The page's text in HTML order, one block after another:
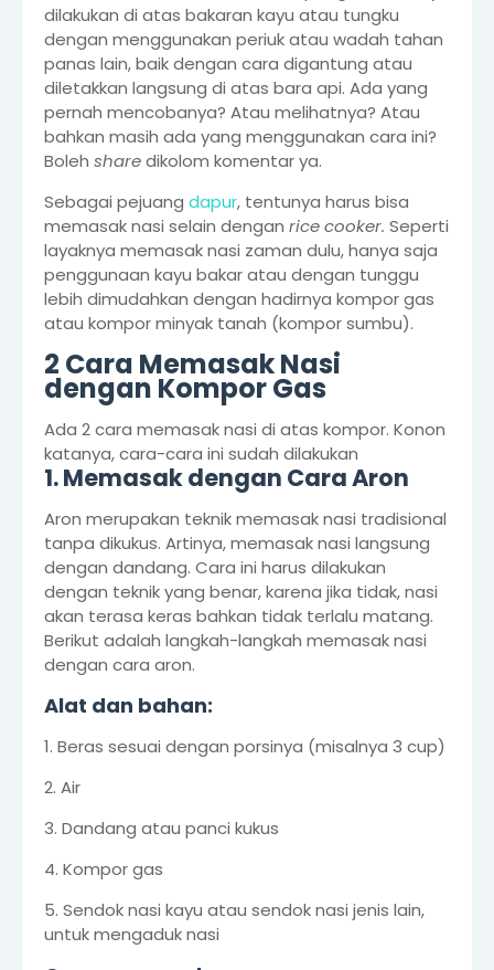
dilakukan di atas bakaran kayu atau tungku
dengan menggunakan periuk atau wadah tahan
panas lain, baik dengan cara digantung atau
diletakkan langsung di atas bara api. Ada yang
pernah mencobanya? Atau melihatnya? Atau
bahkan masih ada yang menggunakan cara ini?
Boleh sharedikolom komentar ya.
Sebagai pejuang dapur, tentunya harus bisa
memasak nasi selain dengan rice cooker. Seperti
layaknya memasak nasi zaman dulu, hanya saja
penggunaan kayu bakar atau dengan tunggu
lebih dimudahkan dengan hadirnya kompor gas
atau kompor minyak tanah (kompor sumbu).
2 Cara Memasak Nasi
dengan Kompor Gas
Ada 2 cara memasak nasi di atas kompor. Konon
katanya, cara-cara ini sudah dilakukan
1. Memasak dengan Cara Aron
Aron merupakan teknik memasak nasi tradisional
tanpa dikukus. Artinya, memasak nasi langsung
dengan dandang. Cara ini harus dilakukan
dengan teknik yang benar, karena jika tidak, nasi
akan terasa keras bahkan tidak terlalu matang.
Berikut adalah langkah-langkah memasak nasi
dengan cara aron.
Alat dan bahan:
1. Beras sesuai dengan porsinya (misalnya 3 cup)
2. Air
3. Dandang atau panci kukus
4. Kompor gas
5. Sendok nasi kayu atau sendok nasi jenis lain,
untuk mengaduk nasi